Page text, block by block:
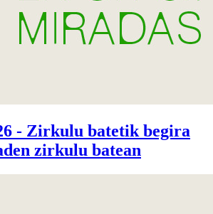
- Zirkulu batetik begira
zirkulu batean